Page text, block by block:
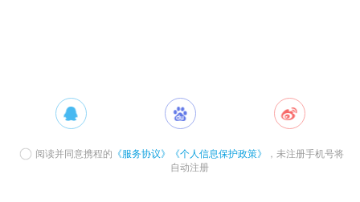
阅读并同意携程的 《服务协议》 《个人信息保护政策》
，未注册手机号将
自动注册